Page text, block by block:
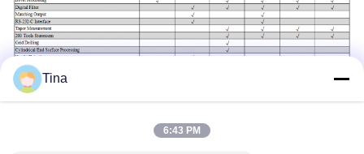
Tina
6:43 PM